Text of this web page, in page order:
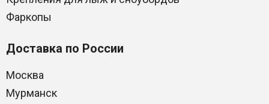
Фаркопы
Доставка по России
Москва
Мурманск